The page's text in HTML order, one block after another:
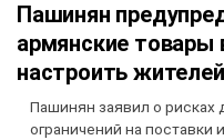
Пашинян
армянские товары
настроить
Пашинян заявил о
ограничений на поставки